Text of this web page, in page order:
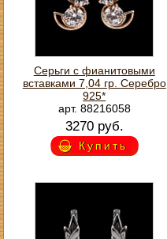
Серьги с фианитовыми
вставками 7,04 гр. Серебро
925*
арт. 88216058
3270 руб.
Купить